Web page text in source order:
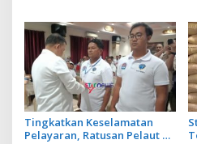
Tingkatkan Keselamatan
Pelayaran, Ratusan Pelaut di